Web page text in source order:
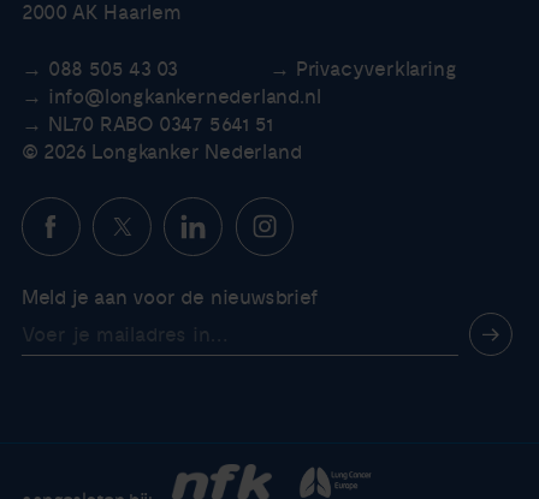
2000 AK Haarlem
088 505 43 03
Privacyverklaring
info@longkankernederland.nl
NL70 RABO 0347 5641 51
© 2026 Longkanker Nederland
Meld je aan voor de nieuwsbrief